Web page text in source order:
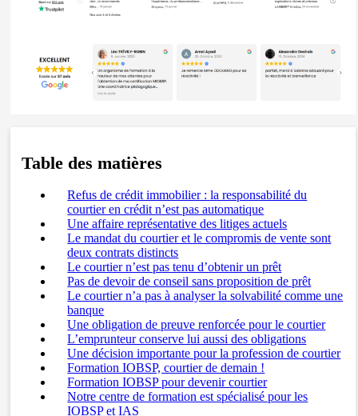
Table des matières
Refus de crédit immobilier : la responsabilité du
courtier en crédit n’est pas automatique
Une affaire représentative des litiges actuels
Le mandat du courtier et le compromis de vente sont
deux contrats distincts
Le courtier n’est pas tenu d’obtenir un prêt
Pas de devoir de conseil sans proposition de prêt
Le courtier n’a pas à analyser la solvabilité comme une
banque
Une obligation de preuve renforcée pour le courtier
L’emprunteur conserve lui aussi des obligations
Une décision importante pour la profession de courtier
Formation IOBSP, courtier de demain !
Formation IOBSP pour devenir courtier
Notre centre de formation est spécialisé pour les
IOBSP et IAS